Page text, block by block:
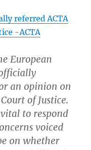
referred ACTA
-ACTA
European
an opinion on
of Justice.
to respond
voiced
on whether